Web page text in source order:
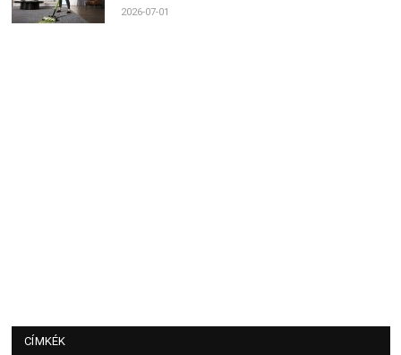
2026-07-01
CÍMKÉK